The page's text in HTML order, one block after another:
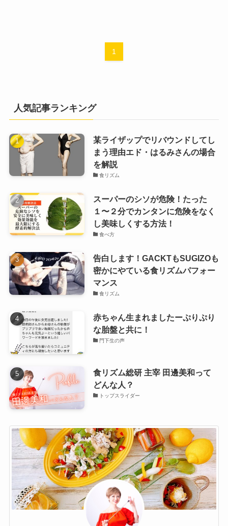
1
人気記事ランキング
某ライザップでリバウンドしてし
まう理由エド・はるみさんの場合
を解説
食リズム
スーパーのシソが危険！たった
１〜２分でカンタンに危険をなく
し美味しくする方法！
食べ方
告白します！GACKTもSUGIZOも
密かにやている食リズムパフォー
マンス
食リズム
赤ちゃん生まれましたーぷりぷり
な胎盤と共に！
門下生の声
食リズム総研 主宰 田邊美和って
どんな人？
トップスライダー